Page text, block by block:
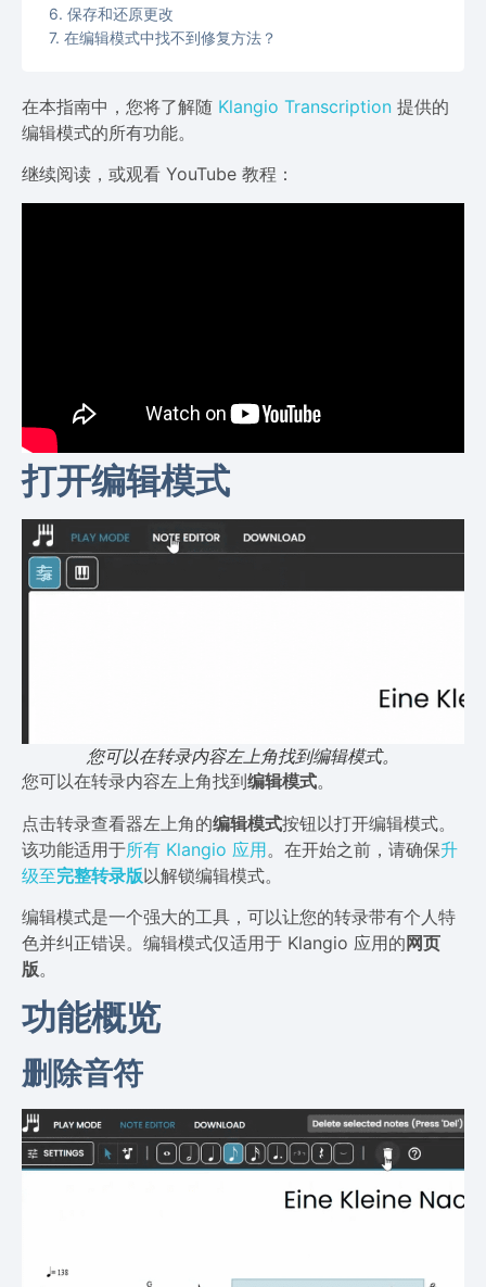
保存和还原更改
在编辑模式中找不到修复方法？
在本指南中，您将了解随 Klangio Transcription 提供的
编辑模式的所有功能。
继续阅读，或观看 YouTube 教程：
打开编辑模式
您可以在转录内容左上角找到编辑模式。
您可以在转录内容左上角找到编辑模式。
点击转录查看器左上角的编辑模式按钮以打开编辑模式。
该功能适用于所有 Klangio 应用。在开始之前，请确保升
级至完整转录版以解锁编辑模式。
编辑模式是一个强大的工具，可以让您的转录带有个人特
色并纠正错误。编辑模式仅适用于 Klangio 应用的 网页
版。
功能概览
删除音符